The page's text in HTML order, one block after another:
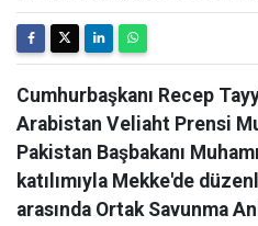
Cumhurbaşkanı Recep
Arabistan Veliaht Prensi
Pakistan Başbakanı
katılımıyla Mekke'de
arasında Ortak Savunma